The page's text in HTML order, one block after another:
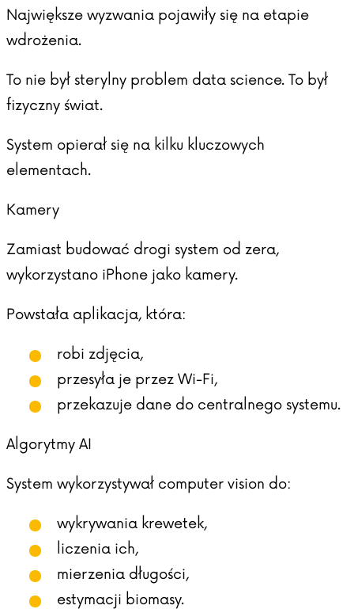
Największe wyzwania pojawiły się na etapie
wdrożenia.
To nie był sterylny problem data science. To był
fizyczny świat.
System opierał się na kilku kluczowych
elementach.
Kamery
Zamiast budować drogi system od zera,
wykorzystano iPhone jako kamery.
Powstała aplikacja, która:
robi zdjęcia,
przesyła je przez Wi-Fi,
przekazuje dane do centralnego systemu.
Algorytmy AI
System wykorzystywał computer vision do:
wykrywania krewetek,
liczenia ich,
mierzenia długości,
estymacji biomasy.